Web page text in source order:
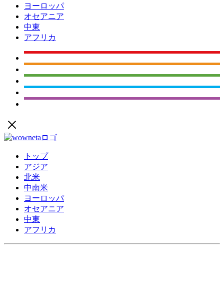
ヨーロッパ
オセアニア
中東
アフリカ
トップ
アジア
北米
中南米
ヨーロッパ
オセアニア
中東
アフリカ